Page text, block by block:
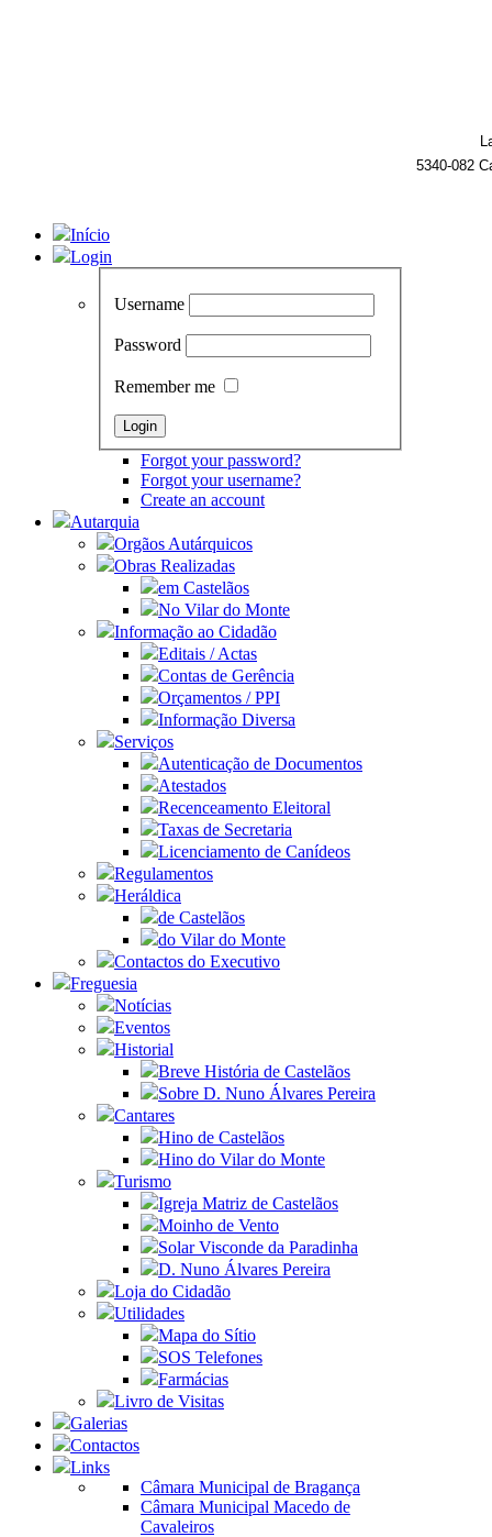
5340-082
Início
Login
Username
Password
Remember me
Forgot your password?
Forgot your username?
Create an account
Autarquia
Orgãos Autárquicos
Obras Realizadas
em Castelãos
No Vilar do Monte
Informação ao Cidadão
Editais / Actas
Contas de Gerência
Orçamentos / PPI
Informação Diversa
Serviços
Autenticação de Documentos
Atestados
Recenceamento Eleitoral
Taxas de Secretaria
Licenciamento de Canídeos
Regulamentos
Heráldica
de Castelãos
do Vilar do Monte
Contactos do Executivo
Freguesia
Notícias
Eventos
Historial
Breve História de Castelãos
Sobre D. Nuno Álvares Pereira
Cantares
Hino de Castelãos
Hino do Vilar do Monte
Turismo
Igreja Matriz de Castelãos
Moinho de Vento
Solar Visconde da Paradinha
D. Nuno Álvares Pereira
Loja do Cidadão
Utilidades
Mapa do Sítio
SOS Telefones
Farmácias
Livro de Visitas
Galerias
Contactos
Links
Câmara Municipal de Bragança
Câmara Municipal Macedo de
Cavaleiros